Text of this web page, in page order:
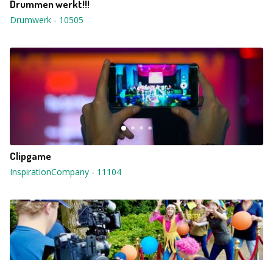
Drummen werkt!!!
Drumwerk - 10505
Clipgame
InspirationCompany - 11104